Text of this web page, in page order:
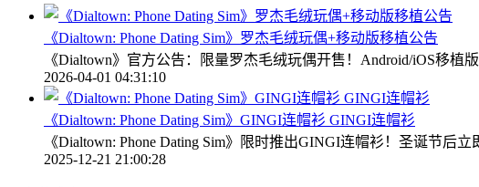
《Dialtown: Phone Dating Sim》罗杰毛绒玩偶+移动版移植公告
《Dialtown》官方公告：限量罗杰毛绒玩偶开售！Android/iOS移植
2026-04-01 04:31:10
《Dialtown: Phone Dating Sim》GINGI连帽衫 GINGI连帽衫
《Dialtown: Phone Dating Sim》限时推出GINGI连帽衫！圣诞节后
2025-12-21 21:00:28